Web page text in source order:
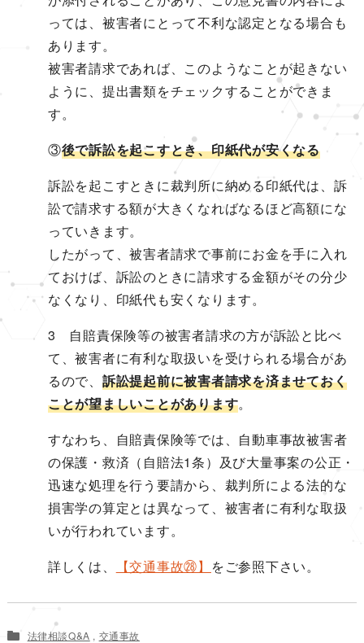
っては、被害者にとって不利な認定となる場合も
あります。
被害者請求であれば、このようなことが起きない
ように、提出書類をチェックすることができま
す。
③後で訴訟を起こすとき、印紙代が安くなる
訴訟を起こすときに裁判所に納める印紙代は、訴
訟で請求する額が大きくなればなるほど高額にな
っていきます。
したがって、被害者請求で事前にお金を手に入れ
ておけば、訴訟のときに請求する金額がその分少
なくなり、印紙代も安くなります。
3 自賠責保険等の被害者請求の方が訴訟と比べ
て、被害者に有利な取扱いを受けられる場合があ
るので、 訴訟提起前に被害者請求を済ませておく
ことが望ましいことがあります。
すなわち、自賠責保険等では、自動車事故被害者
の保護・救済（自賠法1条）及び大量事案の公正・
迅速な処理を行う要請から、裁判所による法的な
損害学の算定とは異なって、被害者に有利な取扱
いが行われています。
詳しくは、
【交通事故㉘】 をご参照下さい。
法律相談Q&A , 交通事故